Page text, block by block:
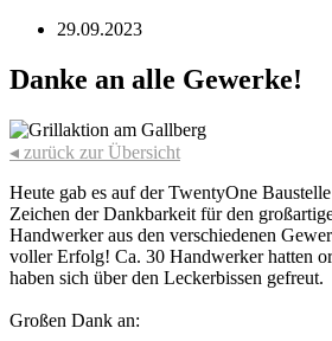
29.09.2023
Danke an alle Gewerke!
◂ zurück zur Übersicht
Heute gab es auf der TwentyOne
Zeichen der Dankbarkeit für den
Handwerker aus den verschiedenen
voller Erfolg! Ca. 30 Handwerker hatten
haben sich über den Leckerbissen gefreut.
Großen Dank an: